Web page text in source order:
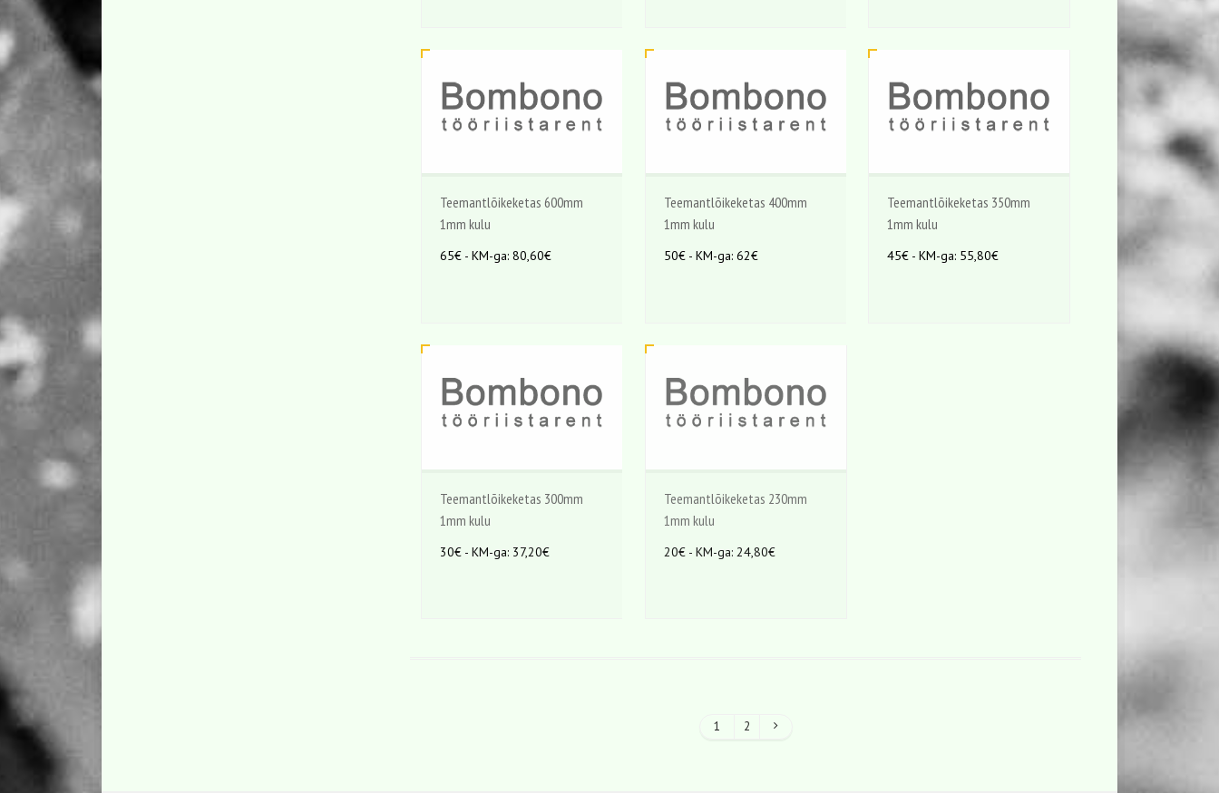
Teemantlõikeketas 600mm
1mm kulu
65€ - KM-ga: 80,60€
Teemantlõikeketas 400mm
1mm kulu
50€ - KM-ga: 62€
Teemantlõikeketas 350mm
1mm kulu
45€ - KM-ga: 55,80€
Teemantlõikeketas 300mm
1mm kulu
30€ - KM-ga: 37,20€
Teemantlõikeketas 230mm
1mm kulu
20€ - KM-ga: 24,80€
1 2